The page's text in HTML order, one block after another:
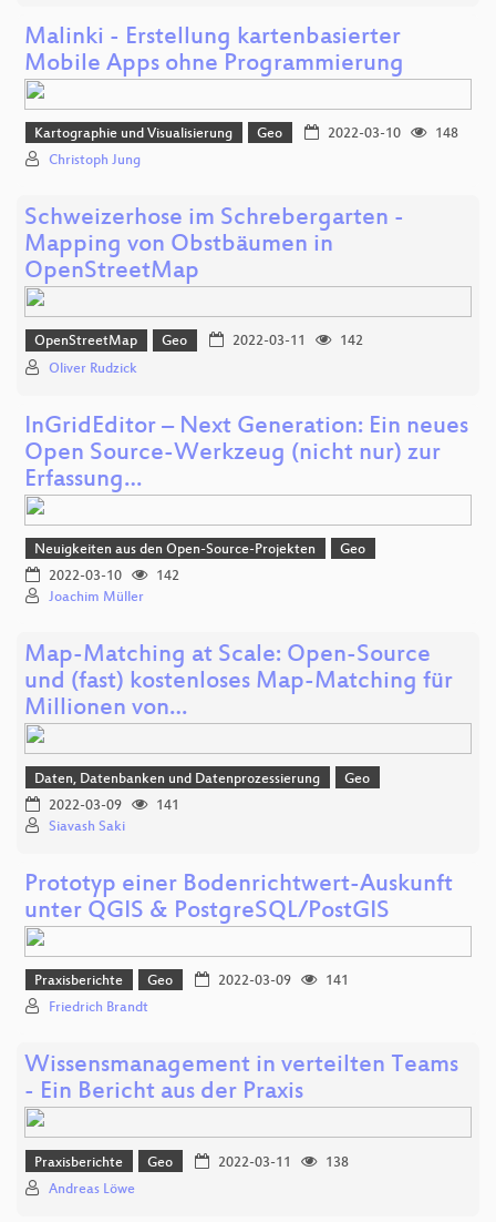
Malinki - Erstellung kartenbasierter
Mobile Apps ohne Programmierung
Kartographie und Visualisierung Geo 2022-03-10
148
Christoph Jung
Schweizerhose im Schrebergarten -
Mapping von Obstbäumen in
OpenStreetMap
OpenStreetMap Geo 2022-03-11
142
Oliver Rudzick
InGridEditor – Next Generation: Ein neues
Open Source-Werkzeug (nicht nur) zur
Erfassung…
Neuigkeiten aus den Open-Source-Projekten
Geo
2022-03-10
142
Joachim Müller
Map-Matching at Scale: Open-Source
und (fast) kostenloses Map-Matching für
Millionen von…
Daten, Datenbanken und Datenprozessierung
Geo
2022-03-09
141
Siavash Saki
Prototyp einer Bodenrichtwert-Auskunft
unter QGIS & PostgreSQL/PostGIS
Praxisberichte Geo 2022-03-09
141
Friedrich Brandt
Wissensmanagement in verteilten Teams
- Ein Bericht aus der Praxis
Praxisberichte Geo 2022-03-11
138
Andreas Löwe